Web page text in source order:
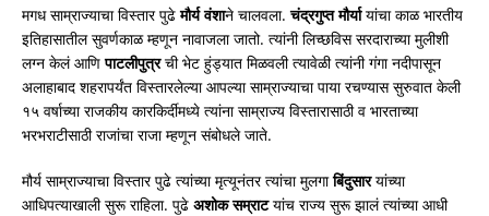
मगध साम्राज्याचा विस्तार पुढेमौर्य वंशाने चालवला.चंद्रगुप्तमौर्यायांचा काळ भारतीय
इतिहासातील सुवर्णकाळ म्हणून नावाजला जातो. त्यांनी लिच्छविस सरदाराच्या मुलीशी
लग्न केलं आणिपाटलीपुत्रची भेट हुंड्यात मिळवली त्यावेळी त्यांनी गंगा नदीपासून
अलाहाबाद शहरापर्यंत विस्तारलेल्या आपल्या साम्राज्याचा पाया रचण्यास सुरुवात केली
१५ वर्षाच्या राजकीय कारकिर्दीमध्ये त्यांना साम्राज्य विस्तारासाठी व भारताच्या
भरभराटीसाठी राजांचा राजा म्हणून संबोधले जाते.
मौर्य साम्राज्याचा विस्तार पुढे त्यांच्या मृत्यूनंतर त्यांचा मुलगाबिंदुसारयांच्या
आधिपत्याखाली सुरू राहिला. पुढे अशोकसम्राटयांच राज्य सुरू झालं त्यांच्या आधी